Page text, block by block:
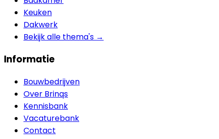
Keuken
Dakwerk
Bekijk alle thema's →
Informatie
Bouwbedrijven
Over Brinqs
Kennisbank
Vacaturebank
Contact